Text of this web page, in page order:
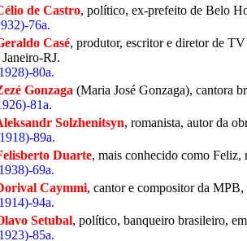
de Castro, político, ex-prefeito de Belo
76a.
Casé, produtor, escritor e diretor de
RJ.
80a.
Gonzaga (Maria José Gonzaga), cantora
81a.
Solzhenitsyn, romanista, autor da
89a.
Duarte, mais conhecido como Feliz,
69a.
Caymmi, cantor e compositor da
94a.
Setubal, político, banqueiro brasileiro,
85a.